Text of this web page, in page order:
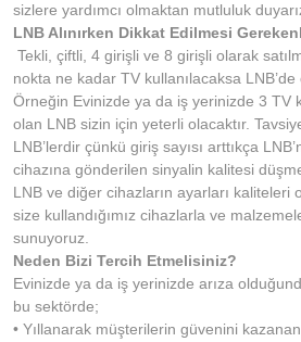
sizlere yardımcı olmaktan mutluluk
LNB Alınırken Dikkat Edilmesi
Tekli, çiftli, 4 girişli ve 8 girişli olarak
nokta ne kadar TV kullanılacaksa LNB’de
Örneğin Evinizde ya da iş yerinizde 3 TV
olan LNB sizin için yeterli olacaktır.
LNB’lerdir çünkü giriş sayısı arttıkça
cihazına gönderilen sinyalin kalitesi
LNB ve diğer cihazların ayarları kaliteleri
size kullandığımız cihazlarla ve
sunuyoruz.
Neden Bizi Tercih Etmelisiniz?
Evinizde ya da iş yerinizde arıza
bu sektörde;
• Yıllanarak müşterilerin güvenini